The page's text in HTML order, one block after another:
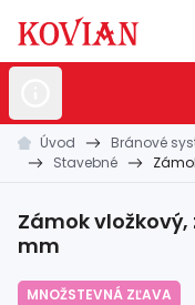
Nerezovépolotovary
Kované
Zábradlia amadlá
Úvod Bránové
Stavebné
Zámok
mm
MNOŽSTEVNÁ ZĽAVA